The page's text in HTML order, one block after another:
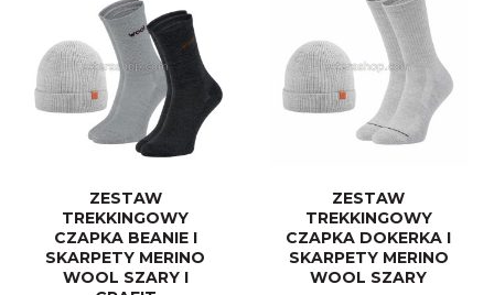
ZESTAW
TREKKINGOWY
CZAPKA BEANIE I
SKARPETY MERINO
WOOL SZARY I
ZESTAW
TREKKINGOWY
CZAPKA DOKERKA I
SKARPETY MERINO
WOOL SZARY